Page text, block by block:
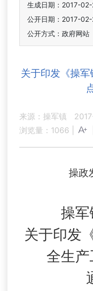
生成日期：2017-
公开日期：2017-
公开方式：政府网站
关于印发《操
来源：操军镇
浏览量： 1066
操政
操军
关于印发
全生产